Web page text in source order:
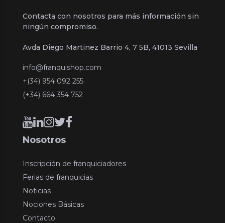
Contacta con nosotros para más información sin
ningún compromiso.
Avda Diego Martinez Barrio 4, 7 5B, 41013 Sevilla
info@franquishop.com
+(34) 954 092 255
(+34) 664 354 752
Nosotros
Inscripción de franquiciadores
Ferias de franquicias
Noticias
Nociones Básicas
Contacto